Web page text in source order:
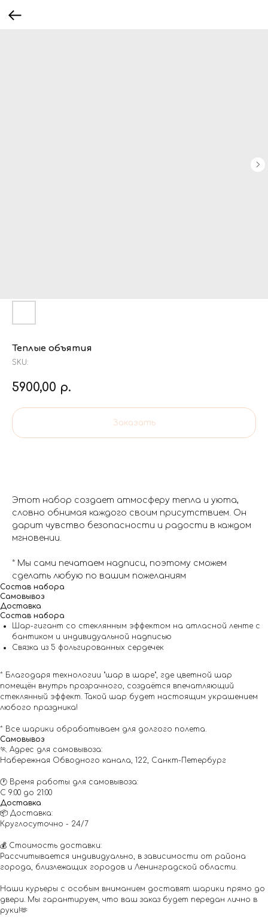
Теплые объятия
SKU:
5900,00 р.
Заказать
Этот набор создает атмосферу тепла и уюта,
словно обнимая каждого своим присутствием. Он
дарит чувство безопасности и радости в каждом
мгновении.
* Мы сами печатаем надписи, поэтому сможем
сделать любую по вашим пожеланиям
Состав набора
Самовывоз
Доставка
Состав набора
Шар-гигант со стеклянным эффектом на атласной ленте с
бантиком и индивидуальной надписью
Связка из 5 фольгированных сердечек
* Благодаря технологии "шар в шаре", где цветной шар
помещён внутрь прозрачного, создаётся впечатляющий
стеклянный эффект. Такой шар будет настоящим украшением
любого праздника!
* Все шарики обрабатываем для долгого полета.
Самовывоз
🏃 Адрес для самовывоза:
Набережная Обводного канала, 122, Санкт-Петербург
🕐 Время работы для самовывоза:
С 9:00 до 21:00
Доставка
📦 Доставка:
Круглосуточно - 24/7
💰 Стоимость доставки:
Рассчитывается индивидуально, в зависимости от района
города, близлежащих городов и Ленинградской области.
Наши курьеры с особым вниманием доставят шарики прямо до
двери. Мы гарантируем, что ваш заказ будет передан лично в
руки!🫶